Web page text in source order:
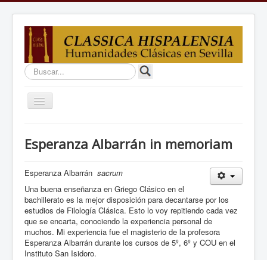
Buscar...
Cambiar
Proyectos
Estudios
Equipo
Debates
Docencia
Enlaces
Esperanza Albarrán in memoriam
Esperanza Albarrán sacrum
Una buena enseñanza en Griego Clásico en el
bachillerato es la mejor disposición para decantarse por los
estudios de Filología Clásica. Esto lo voy repitiendo cada vez
que se encarta, conociendo la experiencia personal de
muchos. Mi experiencia fue el magisterio de la profesora
Esperanza Albarrán durante los cursos de 5º, 6º y COU en el
Instituto San Isidoro.